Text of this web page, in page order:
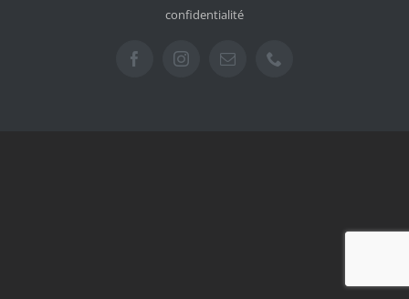
confidentialité
FacebookInstagramEmail